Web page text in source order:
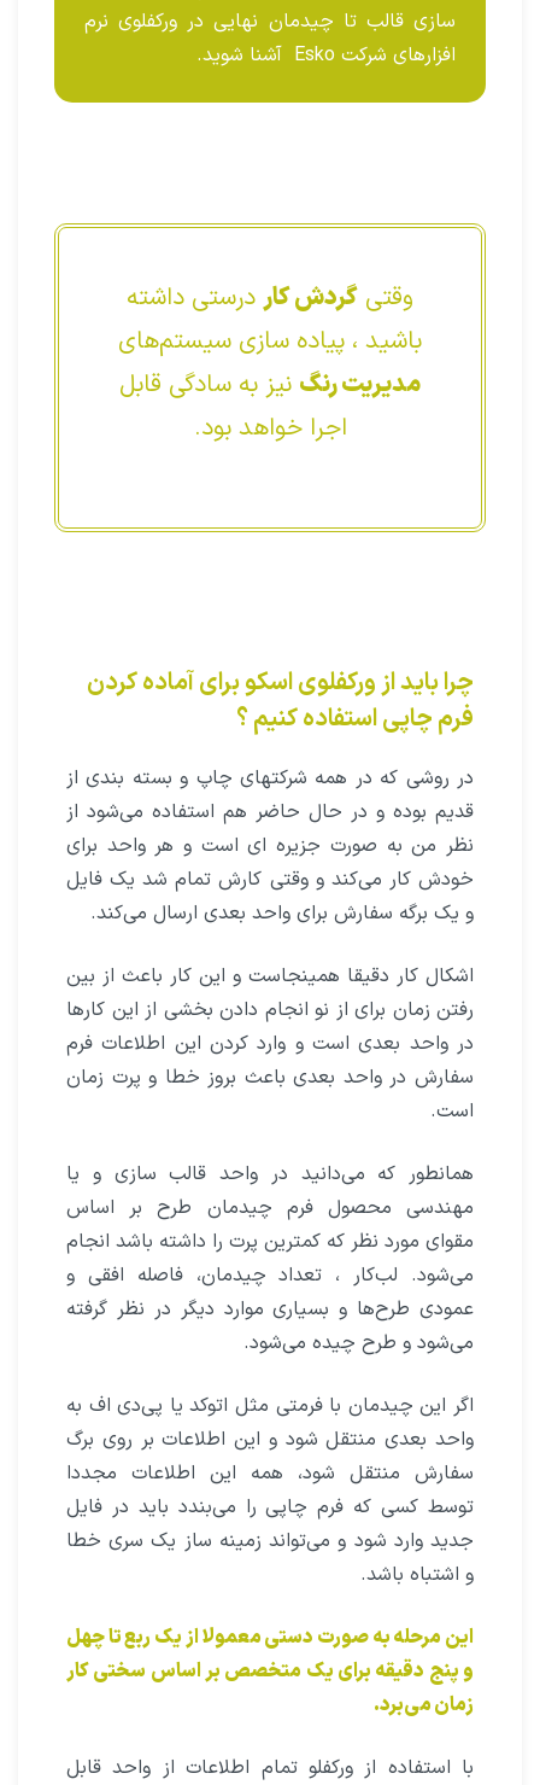
سازی قالب تا چیدمان نهایی در ورکفلوی نرم
افزارهای شرکت Esko آشنا شوید.
وقتی گردش کار درستی داشته
باشید ، پیاده سازی سیستم‌های
مدیریت رنگ نیز به سادگی قابل
اجرا خواهد بود.
چرا باید از ورکفلوی اسکو برای آماده کردن
فرم چاپی استفاده کنیم ؟
در روشی که در همه شرکتهای چاپ و بسته بندی از
قدیم بوده و در حال حاضر هم استفاده می‌شود از
نظر من به صورت جزیره ای است و هر واحد برای
خودش کار می‌کند و وقتی کارش تمام شد یک فایل
و یک برگه سفارش برای واحد بعدی ارسال می‌کند.
اشکال کار دقیقا همینجاست و این کار باعث از بین
رفتن زمان برای از نو انجام دادن بخشی از این کارها
در واحد بعدی است و وارد کردن این اطلاعات فرم
سفارش در واحد بعدی باعث بروز خطا و پرت زمان
است.
همانطور که می‌دانید در واحد قالب سازی و یا
مهندسی محصول فرم چیدمان طرح بر اساس
مقوای مورد نظر که کمترین پرت را داشته باشد انجام
می‌شود. لب‌کار ، تعداد چیدمان، فاصله افقی و
عمودی طرح‌ها و بسیاری موارد دیگر در نظر گرفته
می‌شود و طرح چیده می‌شود.
اگر این چیدمان با فرمتی مثل اتوکد یا پی‌دی اف به
واحد بعدی منتقل شود و این اطلاعات بر روی برگ
سفارش منتقل شود، همه این اطلاعات مجددا
توسط کسی که فرم چاپی را می‌بندد باید در فایل
جدید وارد شود و می‌تواند زمینه ساز یک سری خطا
و اشتباه باشد.
این مرحله به صورت دستی معمولا از یک ربع تا چهل
و پنج دقیقه برای یک متخصص بر اساس سختی کار
زمان می‌برد.
با استفاده از ورکفلو تمام اطلاعات از واحد قابل